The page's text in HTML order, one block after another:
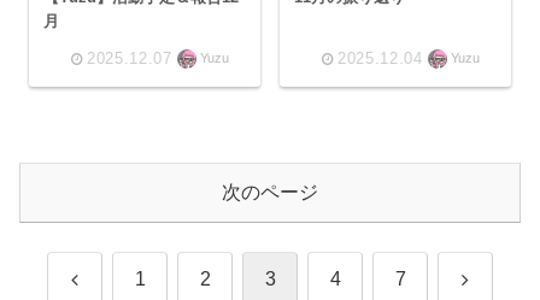
月
2025.12.07 Yuzu 2025.12.04 Yuzu
次のページ
前 1 2 3 4 7 次